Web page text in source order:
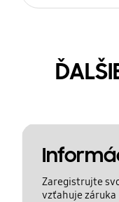
Zaregistrujte
vzťahuje záruka